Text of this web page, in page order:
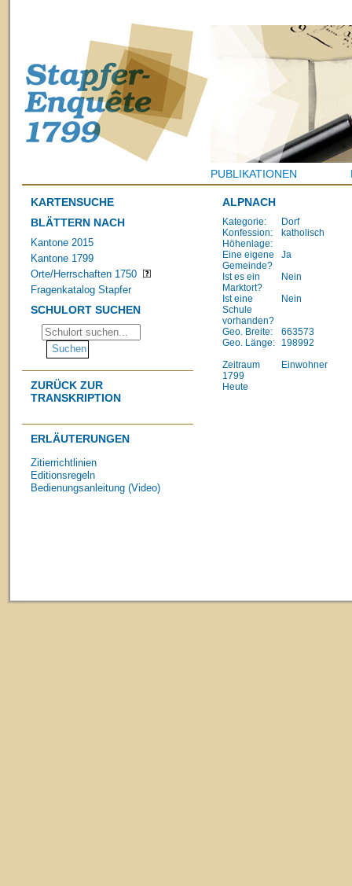
PUBLIKATIONEN
KARTENSUCHE
BLÄTTERN NACH
Kantone 2015
Kantone 1799
Orte/Herrschaften 1750
Fragenkatalog Stapfer
SCHULORT SUCHEN
ZURÜCK ZUR
TRANSKRIPTION
ERLÄUTERUNGEN
Zitierrichtlinien
Editionsregeln
Bedienungsanleitung (Video)
ALPNACH
Kategorie:
Dorf
Konfession:
katholisch
Höhenlage:
Eine eigene
Gemeinde?
Ja
Ist es ein
Marktort?
Nein
Ist eine
Schule
vorhanden?
Nein
Geo. Breite:
663573
Geo. Länge:
198992
Zeitraum
Einwohner
1799
Heute